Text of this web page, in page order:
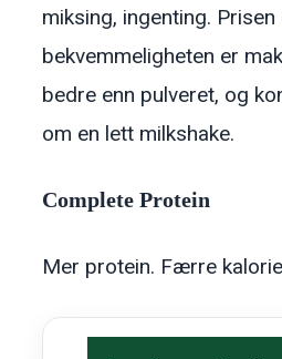
miksing, ingenting.
bekvemmeligheten er
bedre enn pulveret, og
om en lett milkshake.
Complete Protein
Mer protein. Færre